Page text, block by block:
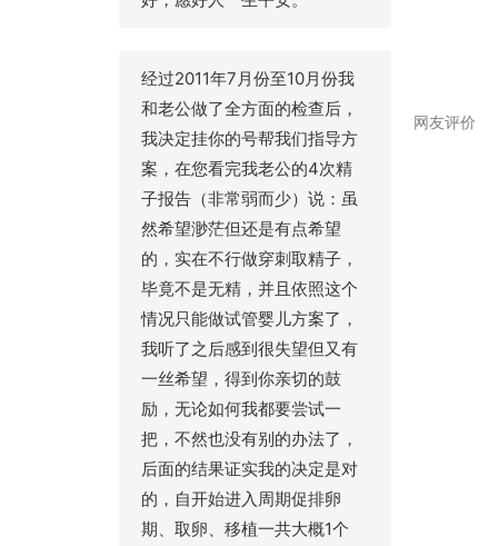
经过2011年7月份至10月份我
和老公做了全方面的检查后，
我决定挂你的号帮我们指导方
案，在您看完我老公的4次精
子报告（非常弱而少）说：虽
然希望渺茫但还是有点希望
的，实在不行做穿刺取精子，
毕竟不是无精，并且依照这个
情况只能做试管婴儿方案了，
我听了之后感到很失望但又有
一丝希望，得到你亲切的鼓
励，无论如何我都要尝试一
把，不然也没有别的办法了，
后面的结果证实我的决定是对
的，自开始进入周期促排卵
期、取卵、移植一共大概1个
网友评价